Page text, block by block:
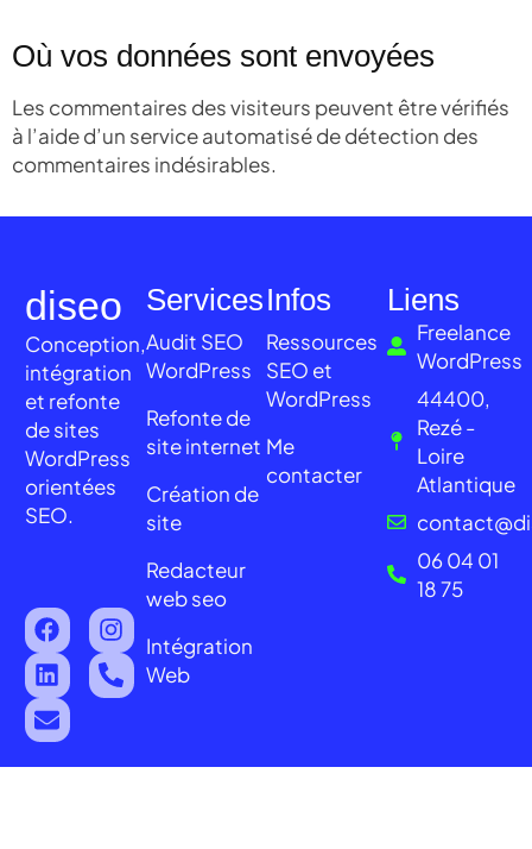
Où vos données sont envoyées
Les commentaires des visiteurs peuvent être vérifiés
à l’aide d’un service automatisé de détection des
commentaires indésirables.
diseo
Conception,
intégration
et refonte
de sites
WordPress
orientées
SEO.
Services
Audit SEO
WordPress
Refonte de
site internet
Création de
site
Redacteur
web seo
Intégration
Web
Infos
Ressources
SEO et
WordPress
Me
contacter
Liens
Freelance
WordPress
44400,
Rezé -
Loire
Atlantique
06 04 01
18 75